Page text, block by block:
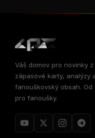
Váš domov pro novinky z
zápasové karty, analýzy
fanouškovský obsah. Od
pro fanoušky.